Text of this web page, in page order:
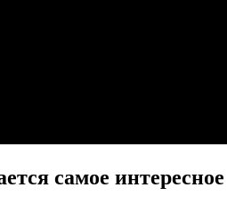
самое интересное